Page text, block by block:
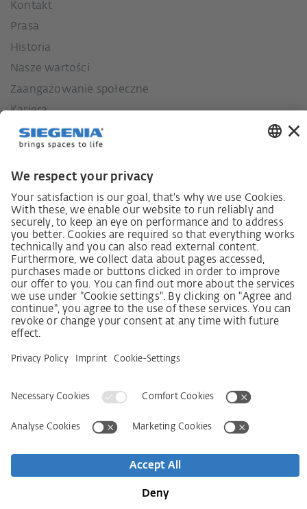
Kontakt
Prasa
Historia
Nasze wartości
Zaangażowanie społeczne
Kariera
Ustawa o nadzorze nad łańcuchami dostaw
Kodeks postępowania dostawcy
Informacja dotycząca ustawy o należytej staranności
w łańcuchu dostaw (niem. LkSG)
Deklaracja zasad strategii w zakresie praw człowieka
Procedura składania skarg zgodnie z §§ 8, 9 ustawy o
Oświadczenie o ochronie danych osobowych